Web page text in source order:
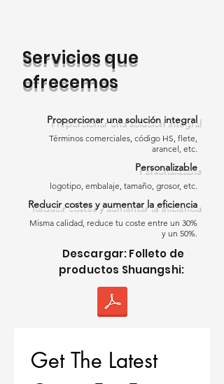
membranas TPO se instalan en
rollos grandes y se sueldan por aire
caliente, creando una capa
con un excelente rendimiento a largo
plazo.
La mayoría de los edificios
comerciales cuentan con techos
planos o de muy poca pendiente, lo
que hace quetechos comerciales
sean una solución ideal. Las
membranas de una sola capa
pueden instalarse directamente
sobre grandes áreas de techo con
alta eficiencia, riesgo reducido de
mano de obra y calidad de
¿Por qué el TPO es ideal para
aplicaciones de techado comercial?
Servicios que
ofrecemos
Proporcionar una solución integral
Términos comerciales, código HS, flete,
arancel, etc.
Personalizable
logotipo, embalaje, tamaño, grosor, etc.
Reducir costes y aumentar la eficiencia
Misma calidad, reduce tu coste entre un 30%
y un 50%.
Descargar: Folleto de
productos Shuangshi:
Get The Latest